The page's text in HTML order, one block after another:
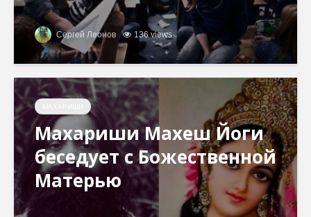
Сергей Леонов 136 views
Махариши Махеш Йоги
беседует с Божественной
Матерью